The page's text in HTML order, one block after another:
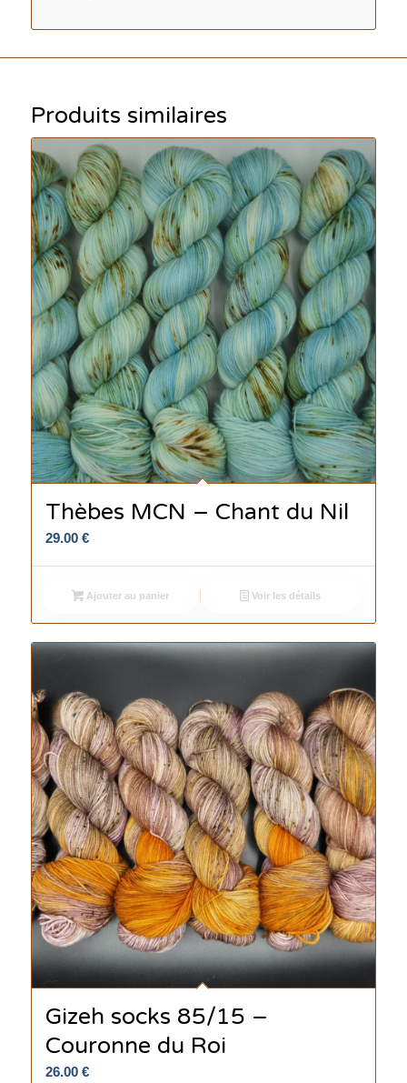
Produits similaires
Thèbes MCN – Chant du Nil
29.00 €
Ajouter au panier Voir les détails
Gizeh socks 85/15 –
Couronne du Roi
26.00 €